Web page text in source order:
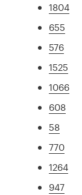
1804
655
576
1525
1066
608
58
770
1264
947